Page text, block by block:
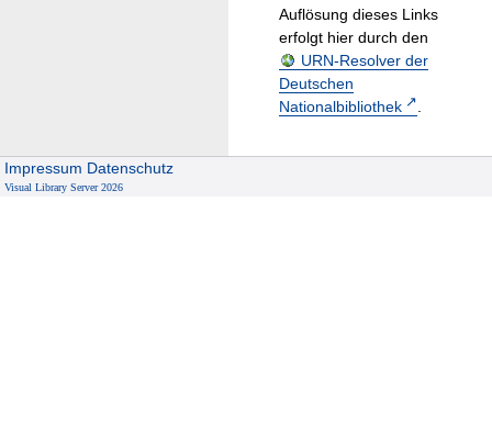
Auflösung dieses Links
erfolgt hier durch den
URN-Resolver der
Deutschen
Nationalbibliothek
.
Impressum Datenschutz
Visual Library Server 2026